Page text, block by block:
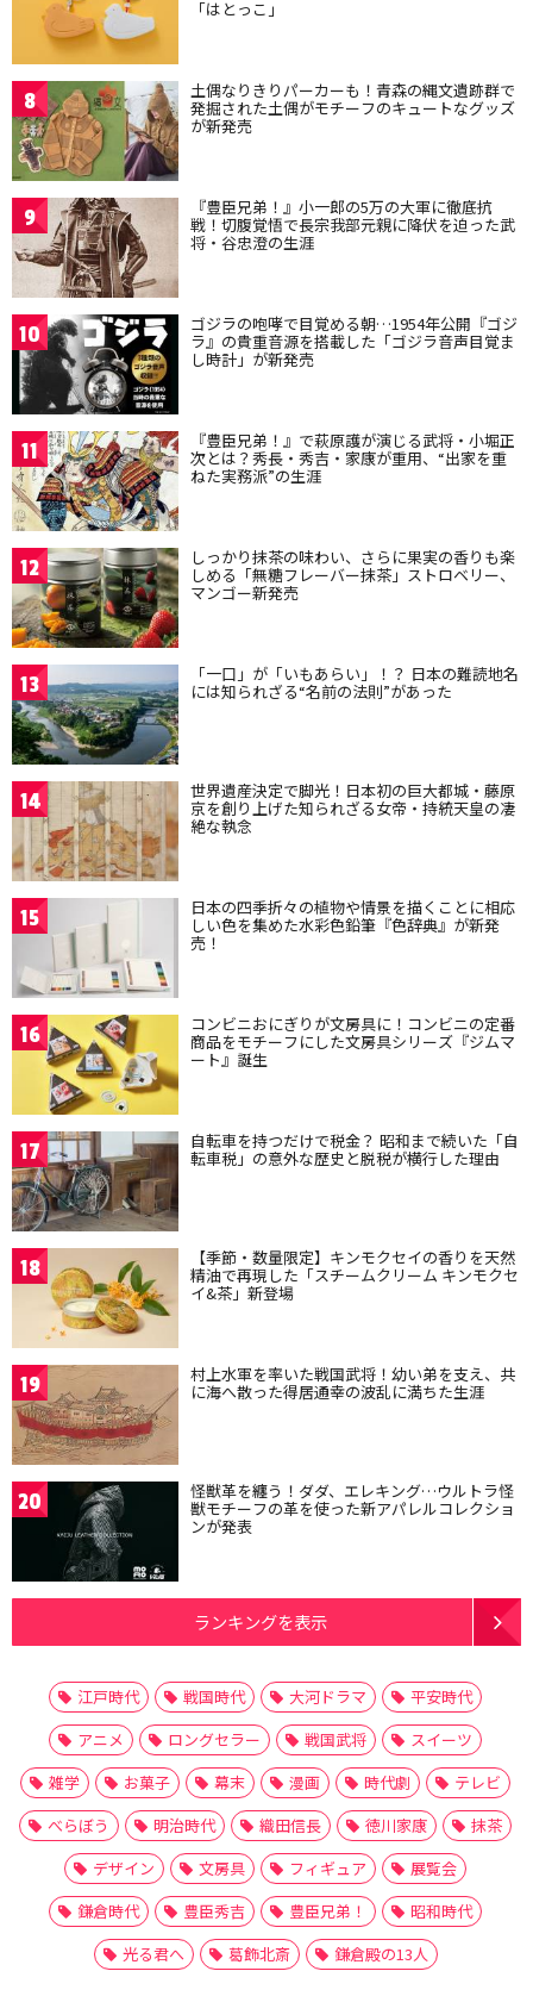
「はとっこ」
8 土偶なりきりパーカーも！青森の縄文遺跡群で
発掘された土偶がモチーフのキュートなグッズ
が新発売
9 『豊臣兄弟！』小一郎の5万の大軍に徹底抗
戦！切腹覚悟で長宗我部元親に降伏を迫った武
将・谷忠澄の生涯
10 ゴジラの咆哮で目覚める朝…1954年公開『ゴジ
ラ』の貴重音源を搭載した「ゴジラ音声目覚ま
し時計」が新発売
11 『豊臣兄弟！』で萩原護が演じる武将・小堀正
次とは？秀長・秀吉・家康が重用、“出家を重
ねた実務派”の生涯
12 しっかり抹茶の味わい、さらに果実の香りも楽
しめる「無糖フレーバー抹茶」ストロベリー、
マンゴー新発売
13 「一口」が「いもあらい」！？ 日本の難読地名
には知られざる“名前の法則”があった
14 世界遺産決定で脚光！日本初の巨大都城・藤原
京を創り上げた知られざる女帝・持統天皇の凄
絶な執念
15 日本の四季折々の植物や情景を描くことに相応
しい色を集めた水彩色鉛筆『色辞典』が新発
売！
16 コンビニおにぎりが文房具に！コンビニの定番
商品をモチーフにした文房具シリーズ『ジムマ
ート』誕生
17 自転車を持つだけで税金？ 昭和まで続いた「自
転車税」の意外な歴史と脱税が横行した理由
18 【季節・数量限定】キンモクセイの香りを天然
精油で再現した「スチームクリーム キンモクセ
イ&茶」新登場
19 村上水軍を率いた戦国武将！幼い弟を支え、共
に海へ散った得居通幸の波乱に満ちた生涯
20 怪獣革を纏う！ダダ、エレキング…ウルトラ怪
獣モチーフの革を使った新アパレルコレクショ
ンが発表
ランキングを表示
江戸時代 戦国時代 大河ドラマ
平安時代
アニメ
ロングセラー 戦国武将
スイーツ
雑学
お菓子 幕末 漫画 時代劇
テレビ
べらぼう
明治時代 織田信長 徳川家康
抹茶
デザイン
文房具 フィギュア
展覧会
鎌倉時代
豊臣秀吉 豊臣兄弟！
昭和時代
光る君へ
葛飾北斎 鎌倉殿の13人